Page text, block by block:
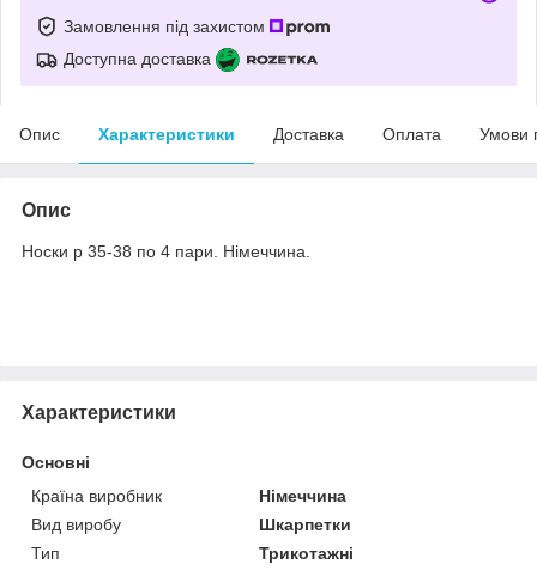
Замовлення під захистом
Доступна доставка
Опис Характеристики Доставка Оплата Умови
Опис
Носки р 35-38 по 4 пари. Німеччина.
Характеристики
Основні
Країна виробник
Німеччина
Вид виробу
Шкарпетки
Тип
Трикотажні